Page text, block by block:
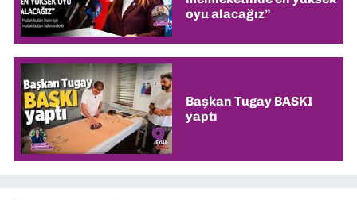
oyu alacağız”
Başkan Tugay BASKI
yaptı